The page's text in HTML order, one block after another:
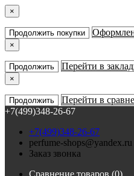
×
Продолжить покупки
×
Продолжить Перейти в
×
Продолжить
Перейти в
+7(499)348-26-67
+7(499)348-26-67
perfume-shops@yandex.ru
Заказ звонка
Сравнение товаров (0)